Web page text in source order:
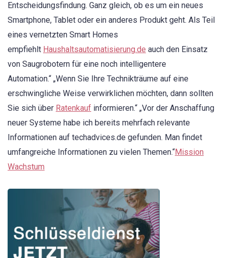
Entscheidungsfindung. Ganz gleich, ob es um ein neues
Smartphone, Tablet oder ein anderes Produkt geht. Als Teil
eines vernetzten Smart Homes
empfiehlt Haushaltsautomatisierung.de auch den Einsatz
von Saugrobotern für eine noch intelligentere
Automation.“ „Wenn Sie Ihre Technikträume auf eine
erschwingliche Weise verwirklichen möchten, dann sollten
Sie sich über Ratenkauf informieren.“ „Vor der Anschaffung
neuer Systeme habe ich bereits mehrfach relevante
Informationen auf techadvices.de gefunden. Man findet
umfangreiche Informationen zu vielen Themen.“Mission
Wachstum